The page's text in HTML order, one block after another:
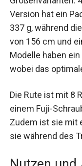
Version hat ein
337 g, während
von 156 cm und
Modelle haben
wobei das
und einem Fuji-
Zudem ist sie mit
um sie während
Nutzen und